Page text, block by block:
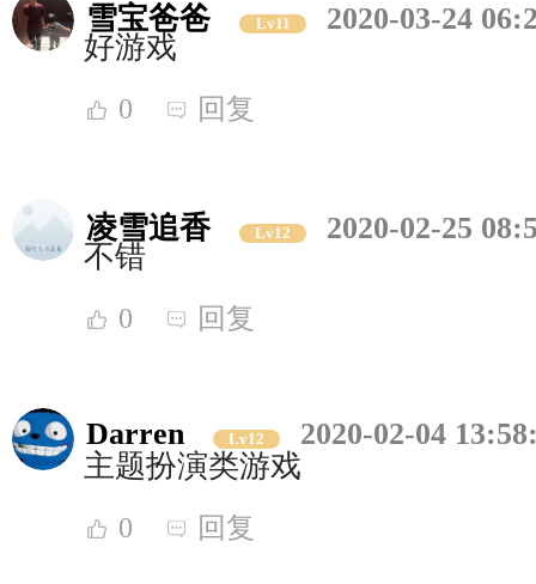
雪宝爸爸 Lv11
2020-03-24
好游戏
0 回复
凌雪追香 Lv12
2020-02-25
不错
0 回复
Darren Lv12
2020-02-04
主题扮演类游戏
0 回复